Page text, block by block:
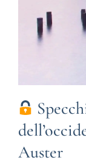
Auster